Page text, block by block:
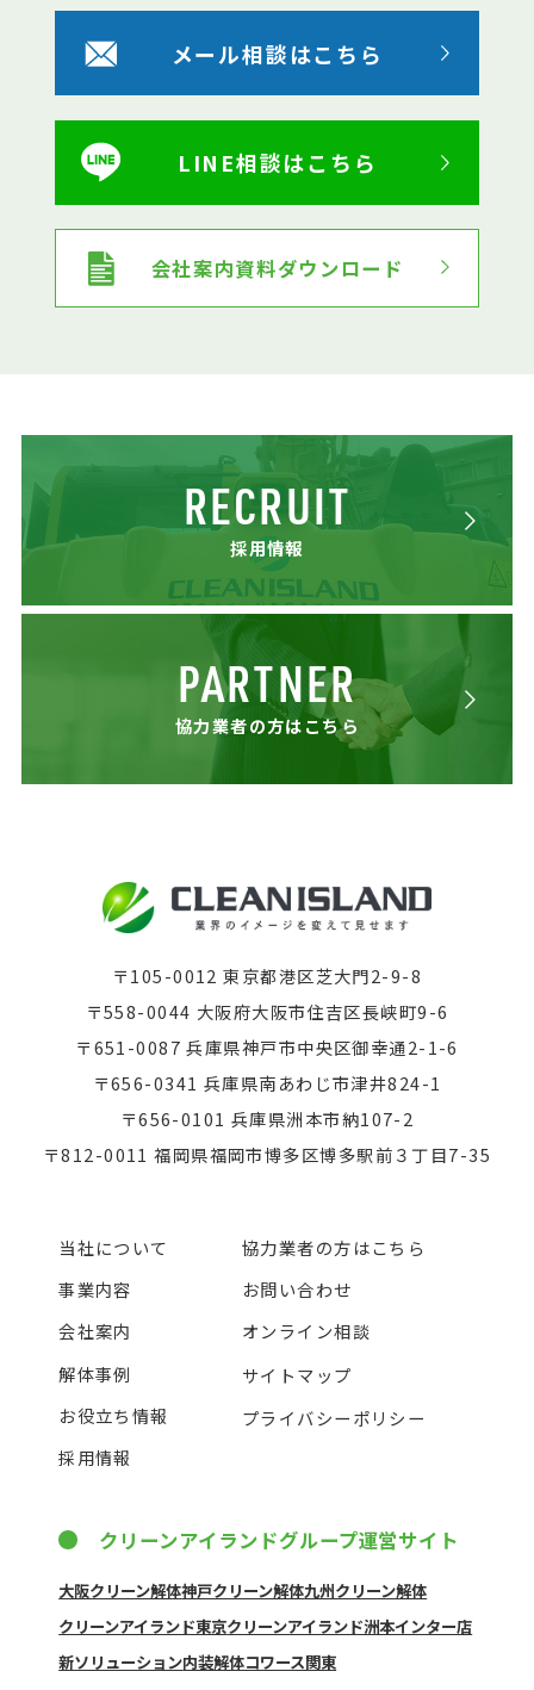
メール相談はこちら
LINE相談はこちら
会社案内資料ダウンロード
RECRUIT
採用情報
PARTNER
協力業者の方はこちら
〒105-0012 東京都港区芝大門2-9-8
〒558-0044 大阪府大阪市住吉区長峡町9-6
〒651-0087 兵庫県神戸市中央区御幸通2-1-6
〒656-0341 兵庫県南あわじ市津井824-1
〒656-0101 兵庫県洲本市納107-2
〒812-0011 福岡県福岡市博多区博多駅前３丁目7-35
当社について
事業内容
会社案内
解体事例
お役立ち情報
採用情報
協力業者の方はこちら
お問い合わせ
オンライン相談
サイトマップ
プライバシーポリシー
クリーンアイランドグループ運営サイト
大阪クリーン解体神戸クリーン解体九州クリーン解体
クリーンアイランド東京クリーンアイランド洲本インター店
新ソリューション内装解体コワース関東